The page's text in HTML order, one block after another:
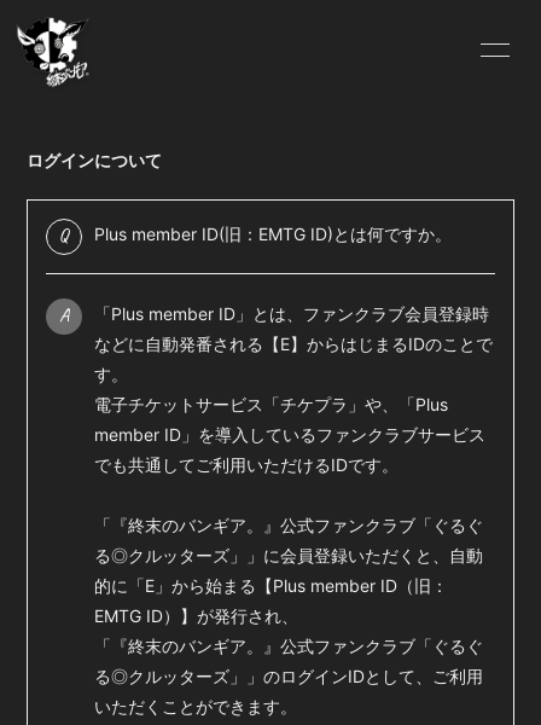
ABOUT US
OFFICIAL SITE
FC.INFO
BLOG
MOVIE
SOUND
GALLERY
DISCOGRAPHY
VIDEO
ONLINE SHOP
BOOTH SHOP
BBS
送付先申請
入会したら
ログインについて
Q Plus member ID(旧：EMTG ID)とは何ですか。
A
「Plus member ID」とは、ファンクラブ会員登録時
などに自動発番される【E】からはじまるIDのことで
す。
電子チケットサービス「チケプラ 」や、「Plus
member ID」を導入しているファンクラブサービス
でも共通してご利用いただけるIDです。
「『終末のバンギア。』公式ファンクラブ「ぐるぐ
る◎クルッターズ」」に会員登録いただくと、自動
的に「E」から始まる【Plus member ID（旧：
EMTG ID）】が発行され、
「『終末のバンギア。』公式ファンクラブ「ぐるぐ
る◎クルッターズ」」のログインIDとして、ご利用
いただくことができます。